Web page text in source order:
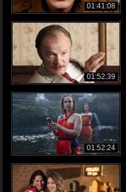
01:41:08
01:52:39
01:52:24